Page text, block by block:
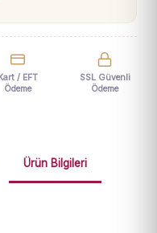
Kart / EFT
Ödeme
SSL Güvenli
Ödeme
Ürün Bilgileri